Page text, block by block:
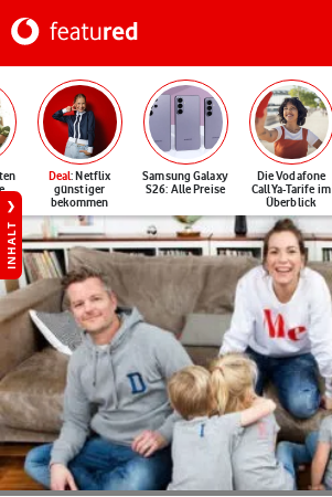
Deal: Netflix
günstiger
bekommen
Samsung Galaxy
S26: Alle Preise
Die Vodafone
CallYa-Tarife im
Überblick
INHALT